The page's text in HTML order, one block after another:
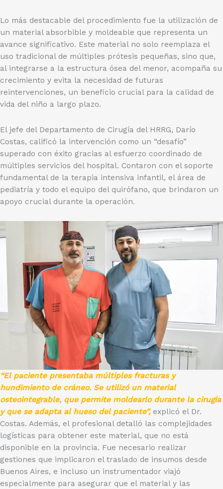
Lo más destacable del procedimiento fue la utilización de
un material absorbible y moldeable que representa un
avance significativo. Este material no solo reemplaza el
uso tradicional de múltiples prótesis pequeñas, sino que,
al integrarse a la estructura ósea del menor, acompaña su
crecimiento y evita la necesidad de futuras
reintervenciones, un beneficio crucial para la calidad de
vida del niño a largo plazo.
El jefe del Departamento de Cirugía del HRRG, Darío
Costas, calificó la intervención como un “desafío”
superado con éxito gracias al esfuerzo coordinado de
múltiples servicios del hospital. Contaron con el soporte
fundamental de la terapia intensiva infantil, el área de
pediatría y todo el equipo del quirófano, que brindaron un
apoyo crucial durante la operación.
“El paciente presentaba múltiples fracturas y
hundimiento de cráneo. Se utilizó un material
osteointegrable, que permite moldearlo durante la cirugía
y que se adapta al hueso del paciente”, explicó el Dr.
Costas. Además, el profesional detalló las complejidades
logísticas para obtener este material, que no está
disponible en la provincia. Fue necesario realizar
gestiones que implicaron el traslado de insumos desde
Buenos Aires, e incluso un instrumentador viajó
especialmente para asegurar que el material y las